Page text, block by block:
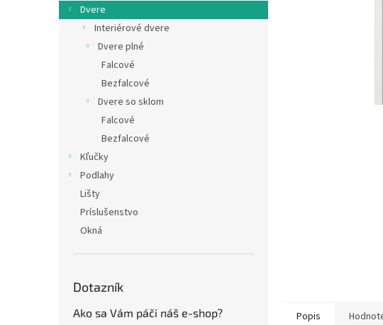
Dvere
Interiérové dvere
Dvere plné
Falcové
Bezfalcové
Dvere so sklom
Falcové
Bezfalcové
Kľučky
Podlahy
Lišty
Príslušenstvo
Okná
Dotazník
Ako sa Vám páči náš e-shop? Popis